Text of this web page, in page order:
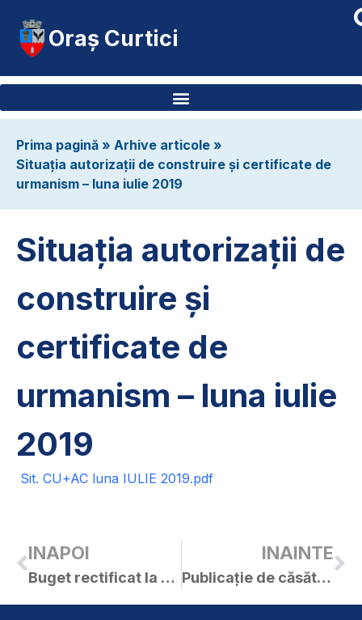
Oraș Curtici
Prima pagină » Arhive articole »
Situația autorizații de construire și certificate de
urmanism – luna iulie 2019
Situația autorizații de
construire și
certificate de
urmanism – luna iulie
2019
Sit. CU+AC luna IULIE 2019.pdf
INAPOI
Buget rectificat la 02.08.2019
INAINTE
Publicație de căsătorie – Covaci Teofil-Adi / Gyorgye Gabriela